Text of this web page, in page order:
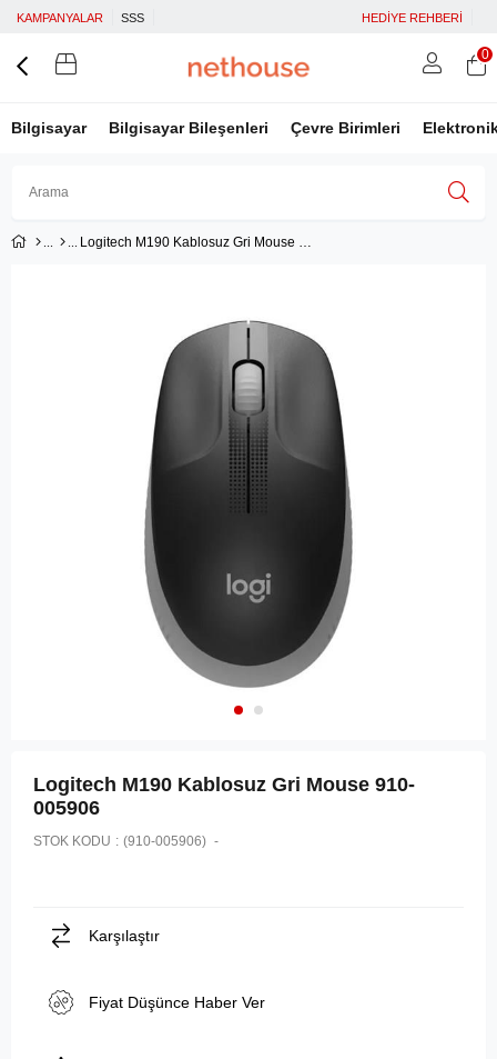
KAMPANYALAR SSS HEDİYE REHBERİ
Bilgisayar Bilgisayar Bileşenleri Çevre Birimleri
Üye Girişi
0
Logitech M190 Kablosuz Gri Mouse 910-005906
Logitech M190 Kablosuz Gri Mouse 910-
005906
STOK KODU (910-005906)
Karşılaştır
Fiyat Düşünce Haber Ver